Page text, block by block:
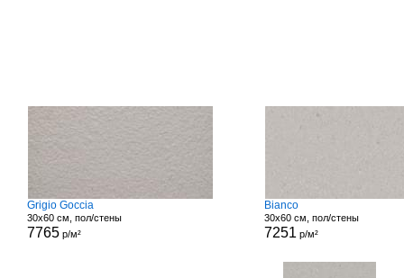
Grigio Goccia
30x60 см, пол/стены
7765 р/м²
Bianco
30x60 см, пол/стены
7251 р/м²